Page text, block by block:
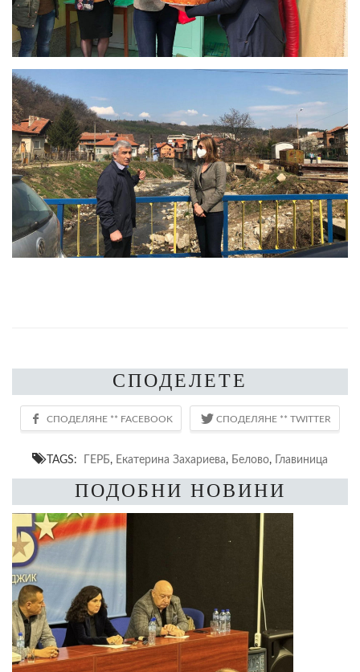
СПОДЕЛЕТЕ
TAGS: ГЕРБ, Екатерина Захариева, Белово, Главиница
ПОДОБНИ НОВИНИ